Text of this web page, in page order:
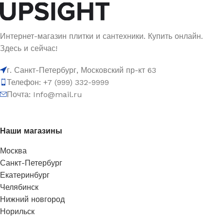
Интернет-магазин плитки и сантехники. Купить онлайн.
Здесь и сейчас!
г. Санкт-Петербург, Московский пр-кт 63
Телефон: +7 (999) 332-9999
Почта: Info@mail.ru
Наши магазины
Москва
Санкт-Петербург
Екатеринбург
Челябинск
Нижний новгород
Норильск